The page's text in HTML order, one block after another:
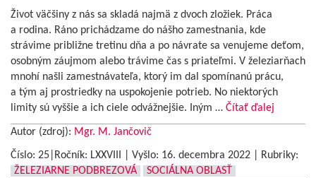
Život väčšiny z nás sa skladá najmä z dvoch zložiek. Práca
a rodina. Ráno prichádzame do nášho zamestnania, kde
strávime približne tretinu dňa a po návrate sa venujeme deťom,
osobným záujmom alebo trávime čas s priateľmi. V železiarňach
mnohí našli zamestnávateľa, ktorý im dal spomínanú prácu,
a tým aj prostriedky na uspokojenie potrieb. No niektorých
limity sú vyššie a ich ciele odvážnejšie. Iným … Čítať ďalej
Autor (zdroj): Mgr. M. Jančovič
Číslo: 25|Ročník: LXXVIII | Vyšlo: 16. decembra 2022
Rubriky:
ŽELEZIARNE PODBREZOVÁ
SOCIÁLNA OBLASŤ